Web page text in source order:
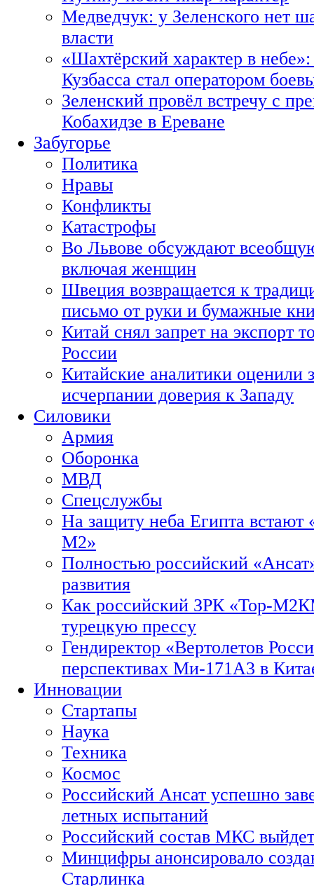
Медведчук: у Зеленского нет
власти
«Шахтёрский характер в
Кузбасса стал оператором
Зеленский провёл встречу с
Кобахидзе в Ереване
Забугорье
Политика
Нравы
Конфликты
Катастрофы
Во Львове обсуждают
включая женщин
Швеция возвращается к
письмо от руки и бумажные
Китай снял запрет на экспорт
России
Китайские аналитики оценили
исчерпании доверия к Западу
Силовики
Армия
Оборонка
МВД
Спецслужбы
На защиту неба Египта встают
М2»
Полностью российский
развития
Как российский ЗРК «Тор-
турецкую прессу
Гендиректор «Вертолетов
перспективах Ми-171А3 в
Инновации
Стартапы
Наука
Техника
Космос
Российский Ансат успешно
летных испытаний
Российский состав МКС
Минцифры анонсировало
Старлинка